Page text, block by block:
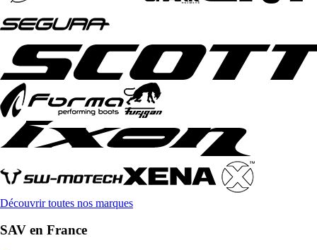
Découvrir toutes nos marques
SAV en France